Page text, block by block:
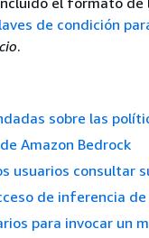
de condición
.
sobre las
Amazon Bedrock
usuarios consultar
de inferencia
para invocar un